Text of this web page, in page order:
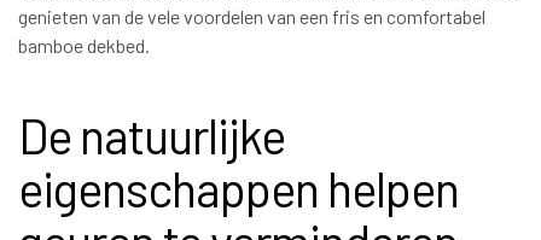
genieten van de vele voordelen van een fris en comfortabel
bamboe dekbed.
De natuurlijke
eigenschappen helpen